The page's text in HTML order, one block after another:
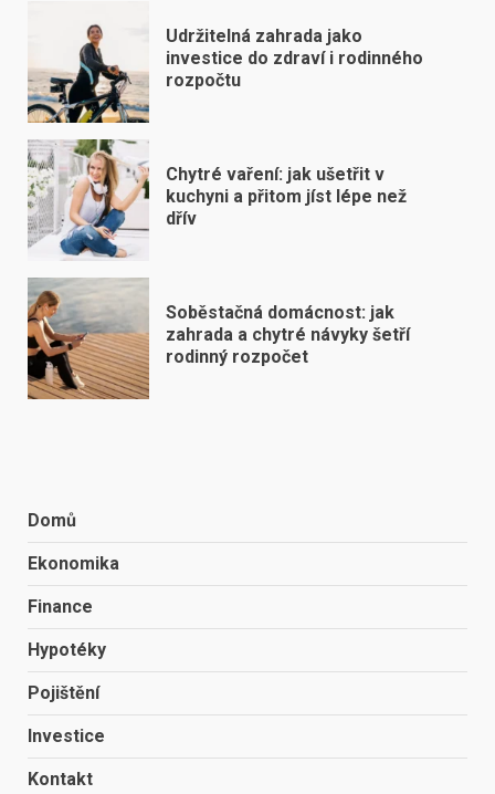
Udržitelná zahrada jako
investice do zdraví i rodinného
rozpočtu
Chytré vaření: jak ušetřit v
kuchyni a přitom jíst lépe než
dřív
Soběstačná domácnost: jak
zahrada a chytré návyky šetří
rodinný rozpočet
Domů
Ekonomika
Finance
Hypotéky
Pojištění
Investice
Kontakt